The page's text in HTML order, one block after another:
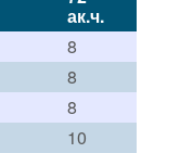
ак.ч.
8
8
8
10